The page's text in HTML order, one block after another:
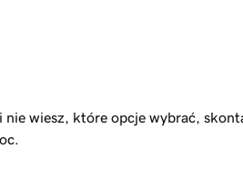
wiesz, które opcje wybrać,